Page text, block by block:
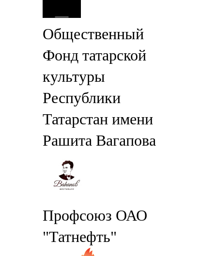
Общественный
Фонд татарской
культуры
Республики
Татарстан имени
Рашита Вагапова
Профсоюз ОАО
"Татнефть"